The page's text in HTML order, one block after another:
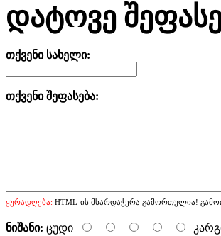
დატოვე
თქვენი სახელი:
თქვენი შეფასება:
ყურადღება: HTML-ის მხარდაჭერა გამორთულია!
ნიშანი: ცუდი